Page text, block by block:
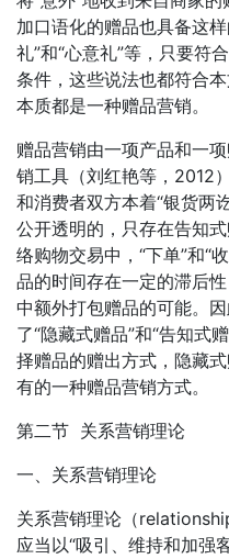
加口语化的赠品也具备这
礼”和“心意礼”等，只要符
条件，这些说法也都符合
本质都是一种赠品营销。
赠品营销由一项产品和一
销工具（刘红艳等，2012
和消费者双方本着“银货两
公开透明的，只存在告知
络购物交易中，“下单”和“
品的时间存在一定的滞后
中额外打包赠品的可能。
了“隐藏式赠品”和“告知式
择赠品的赠出方式，隐藏
有的一种赠品营销方式。
第二节 关系营销理论
一、关系营销理论
关系营销理论（
应当以“吸引、维持和加强